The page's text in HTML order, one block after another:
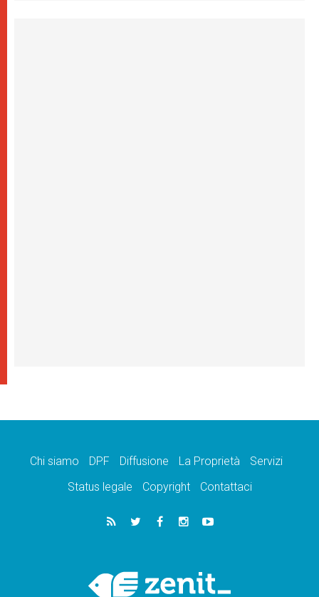
Chi siamo DPF Diffusione La Proprietà
Servizi
Status legale
Copyright Contattaci